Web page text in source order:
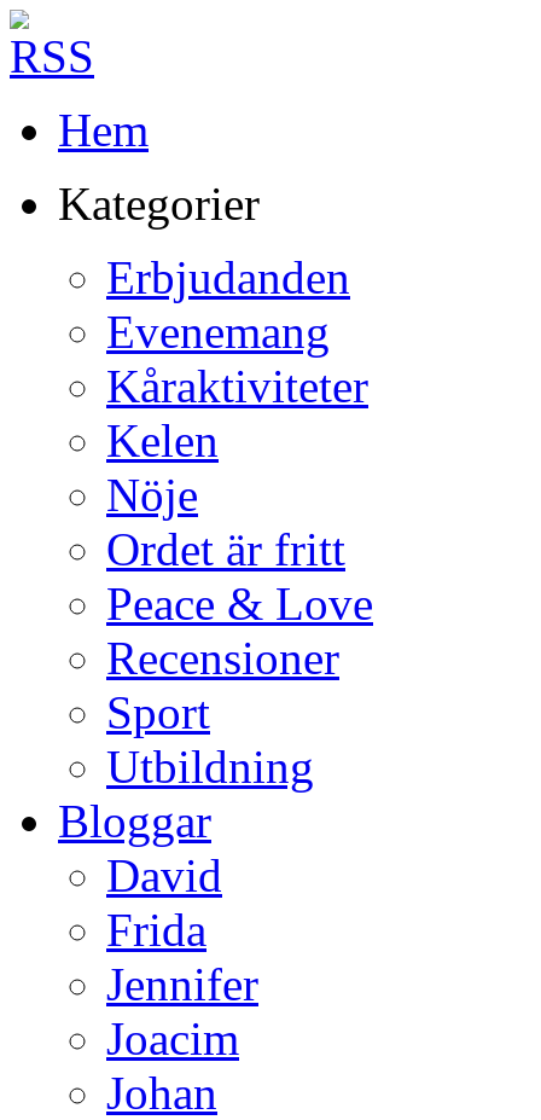
Hem
Kategorier
Erbjudanden
Evenemang
Kåraktiviteter
Kelen
Nöje
Ordet är fritt
Peace & Love
Recensioner
Sport
Utbildning
Bloggar
David
Frida
Jennifer
Joacim
Johan